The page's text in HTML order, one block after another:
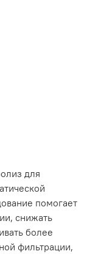
для
помогает
снижать
более
фильтрации,